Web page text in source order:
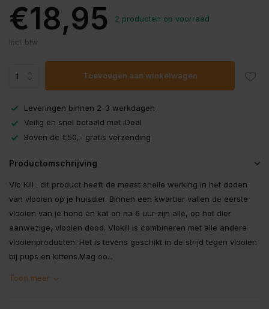
€18,95 2 producten op voorraad
Incl. btw
Toevoegen aan winkelwagen
Leveringen binnen 2-3 werkdagen
Veilig en snel betaald met iDeal
Boven de €50,- gratis verzending
Productomschrijving
Vlo Kill : dit product heeft de meest snelle werking in het doden
van vlooien op je huisdier. Binnen een kwartier vallen de eerste
vlooien van je hond en kat en na 6 uur zijn alle, op het dier
aanwezige, vlooien dood. Vlokill is combineren met alle andere
vlooienproducten. Het is tevens geschikt in de strijd tegen vlooien
bij pups en kittens.Mag oo...
Toon meer